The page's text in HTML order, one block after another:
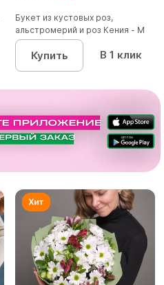
Букет из кустовых роз,
альстромерий и роз Кения - M
Купить В 1 клик